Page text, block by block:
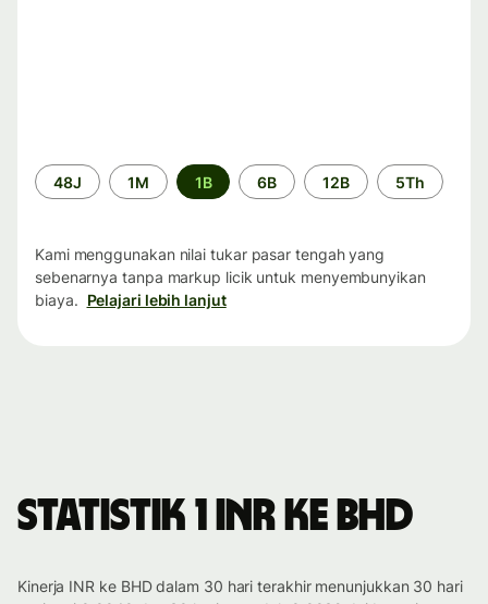
Periode
waktu
48J 1M 1B 6B 12B 5Th
Kami menggunakan nilai tukar pasar tengah yang
sebenarnya tanpa markup licik untuk menyembunyikan
biaya. Pelajari lebih lanjut
Statistik 1 INR ke BHD
Kinerja INR ke BHD dalam 30 hari terakhir menunjukkan 30 hari